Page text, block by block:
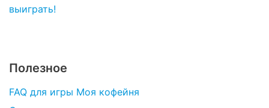
выиграть!
Полезное
FAQ для игры Моя кофейня